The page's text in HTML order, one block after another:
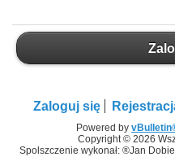
Zaloguj się
Powered by
Copyright © 2026
Spolszczenie wykonał: ®Jan